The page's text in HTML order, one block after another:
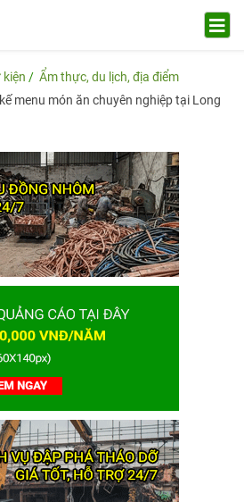
Ẩm thực, du lịch, địa điểm
menu món ăn chuyên nghiệp tại Long